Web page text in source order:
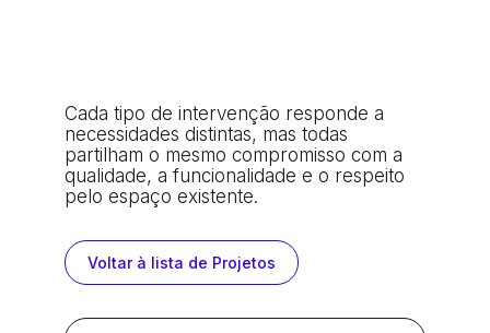
Cada tipo de intervenção responde a
necessidades distintas, mas todas
partilham o mesmo compromisso com a
qualidade, a funcionalidade e o respeito
pelo espaço existente.
Voltar à lista de Projetos